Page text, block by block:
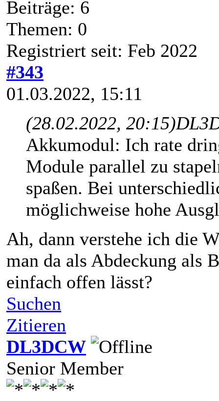
Beiträge: 6
Themen: 0
Registriert seit: Feb 2022
#343
01.03.2022, 15:11
(28.02.2022, 20:15)
Akkumodul: Ich rate
Module parallel zu
spaßen. Bei
möglichweise hohe
Ah, dann verstehe ich die
man da als Abdeckung als
einfach offen lässt?
Suchen
Zitieren
DL3DCW
Senior Member